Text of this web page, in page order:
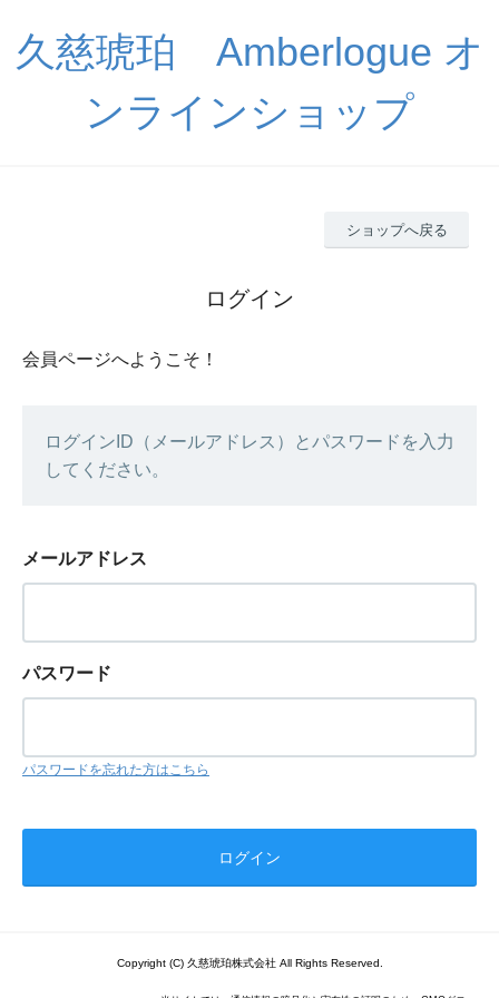
久慈琥珀 Amberlogue オ
ンラインショップ
ショップへ戻る
ログイン
会員ページへようこそ！
ログインID（メールアドレス）とパスワードを入力
してください。
メールアドレス
パスワード
パスワードを忘れた方はこちら
Copyright (C) 久慈琥珀株式会社 All Rights Reserved.